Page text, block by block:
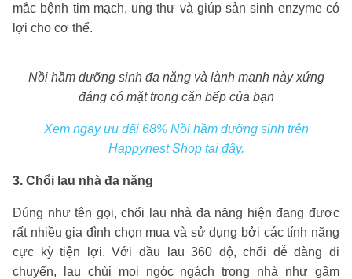
mắc bệnh tim mạch, ung thư và giúp sản sinh enzyme có
lợi cho cơ thể.
Nồi hầm dưỡng sinh đa năng và lành mạnh này xứng
đáng có mặt trong căn bếp của bạn
Xem ngay ưu đãi 68% Nồi hầm dưỡng sinh trên
Happynest Shop tại đây.
3. Chổi lau nhà đa năng
Đúng như tên gọi, chổi lau nhà đa năng hiện đang được
rất nhiều gia đình chọn mua và sử dụng bởi các tính năng
cực kỳ tiện lợi. Với đầu lau 360 độ, chổi dễ dàng di
chuyển, lau chùi mọi ngóc ngách trong nhà như gầm